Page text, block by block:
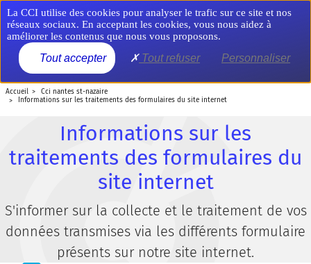
Aller
au
contenu
principal
MENU
accueil
cci nantes st-nazaire
informations sur les traitements des formulaires du site internet
Informations sur les
traitements des formulaires du
site internet
S'informer sur la collecte et le traitement de vos
données transmises via les différents formulaire
présents sur notre site internet.
Panneau de gestion des cookies
La CCI utilise des cookies pour analyser le trafic sur ce site et nos
réseaux sociaux. En acceptant les cookies, vous nous aidez à
améliorer les contenus que nous vous proposons.
Tout accepter Tout refuser Personnaliser